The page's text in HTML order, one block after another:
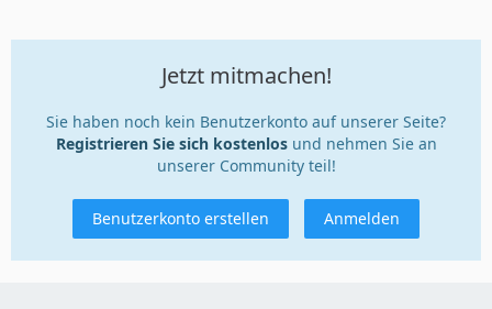
Jetzt mitmachen!
Sie haben noch kein Benutzerkonto auf unserer Seite?
Registrieren Sie sich kostenlosund nehmen Sie an
unserer Community teil!
Benutzerkonto erstellen Anmelden